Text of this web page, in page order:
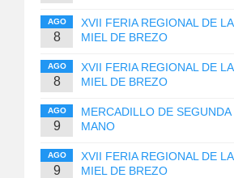
AGO
8
XVII FERIA REGIONAL DE LA
MIEL DE BREZO
AGO
8
XVII FERIA REGIONAL DE LA
MIEL DE BREZO
AGO
9
MERCADILLO DE SEGUNDA
MANO
AGO
9
XVII FERIA REGIONAL DE LA
MIEL DE BREZO